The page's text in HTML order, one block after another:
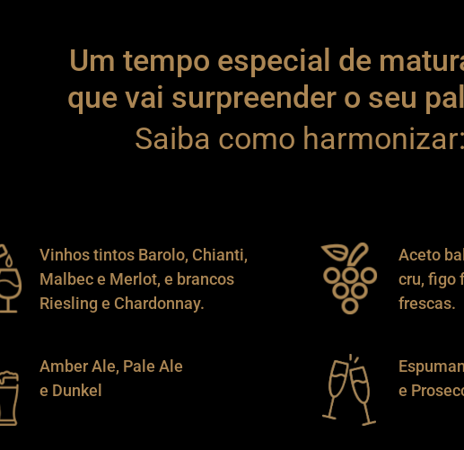
Um tempo especial de
que vai surpreender o seu
Saiba como harmonizar:
Vinhos tintos Barolo, Chianti,
Malbec e Merlot, e brancos
Riesling e Chardonnay.
Aceto
cru, figo
frescas.
Amber Ale, Pale Ale
e Dunkel
e